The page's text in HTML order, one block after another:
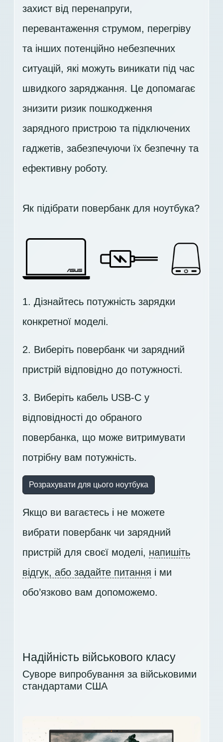
захист від перенапруги,
перевантаження струмом, перегріву
та інших потенційно небезпечних
ситуацій, які можуть виникати під час
швидкого заряджання. Це допомагає
знизити ризик пошкодження
зарядного пристрою та підключених
гаджетів, забезпечуючи їх безпечну та
ефективну роботу.
Як підібрати повербанк для ноутбука?
1. Дізнайтесь потужність зарядки
конкретної моделі.
2. Виберіть повербанк чи зарядний
пристрій відповідно до потужності.
3. Виберіть кабель USB-C у
відповідності до обраного
повербанка, що може витримувати
потрібну вам потужність.
Розрахувати для цього ноутбука
Якщо ви вагаєтесь і не можете
вибрати повербанк чи зарядний
пристрій для своєї моделі, напишіть
відгук, або задайте питання і ми
обо’язково вам допоможемо.
Надійність військового класу
Суворе випробування за військовими
стандартами США